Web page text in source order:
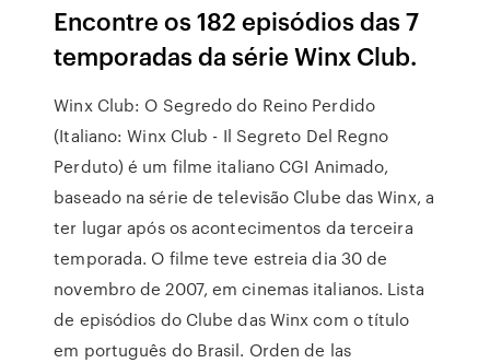
Encontre os 182 episódios das 7
temporadas da série Winx Club.
Winx Club: O Segredo do Reino Perdido
(Italiano: Winx Club - Il Segreto Del Regno
Perduto) é um filme italiano CGI Animado,
baseado na série de televisão Clube das Winx, a
ter lugar após os acontecimentos da terceira
temporada. O filme teve estreia dia 30 de
novembro de 2007, em cinemas italianos. Lista
de episódios do Clube das Winx com o título
em português do Brasil. Orden de las